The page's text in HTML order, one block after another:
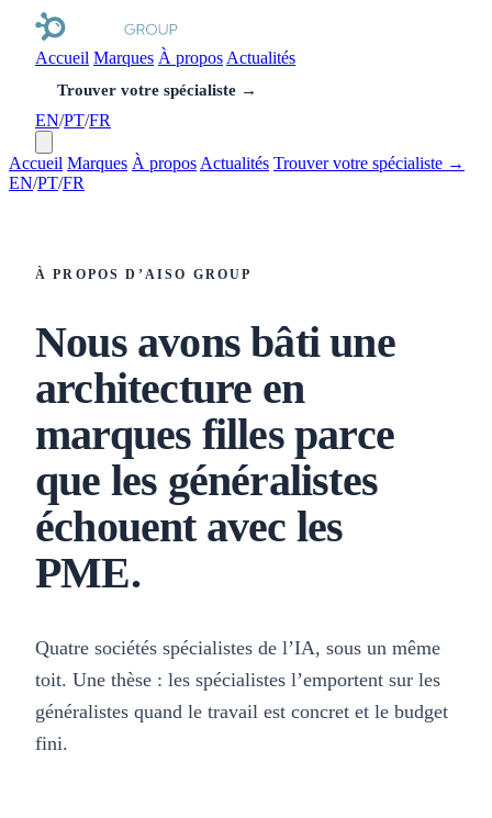
Accueil Marques À propos Actualités
Trouver votre spécialiste →
EN/PT/FR
Accueil Marques À propos Actualités Trouver votre spécialiste →
EN/PT/FR
À PROPOS D’AISO GROUP
Nous avons bâti une
architecture en
marques filles parce
que les généralistes
échouent avec les
PME.
Quatre sociétés spécialistes de l’IA, sous un même
toit. Une thèse : les spécialistes l’emportent sur les
généralistes quand le travail est concret et le budget
fini.